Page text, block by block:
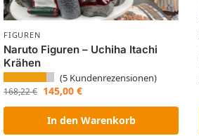
FIGUREN
Naruto Figuren – Uchiha Itachi
Krähen
(5Kundenrezensionen)
168,22€ 145,00€
In den Warenkorb